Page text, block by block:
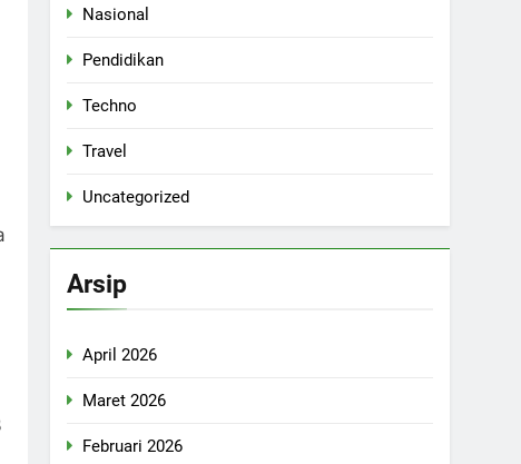
Nasional
Pendidikan
Techno
Travel
Uncategorized
Arsip
April 2026
Maret 2026
Februari 2026